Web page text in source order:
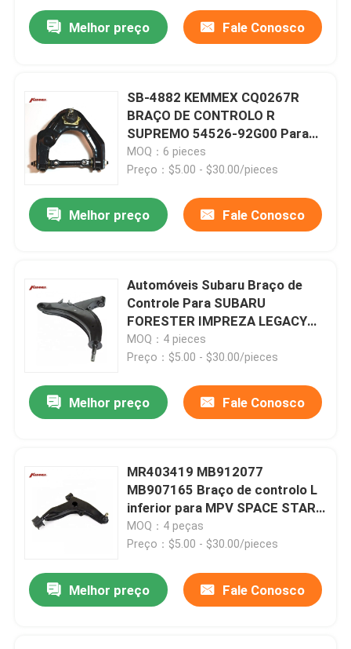
Melhor preço Fale Conosco
SB-4882 KEMMEX CQ0267R
BRAÇO DE CONTROLO R
SUPREMO 54526-92G00 Para
Nissan PICK UP 2WD 54526-
92G00
MOQ：6 pieces
Preço：$5.00 - $30.00/pieces
Melhor preço Fale Conosco
Automóveis Subaru Braço de
Controle Para SUBARU
FORESTER IMPREZA LEGACY
20200-AA200 CQ0293R
MOQ：4 pieces
Preço：$5.00 - $30.00/pieces
Melhor preço Fale Conosco
MR403419 MB912077
MB907165 Braço de controlo L
inferior para MPV SPACE STAR
da MITSUBISHI DG A
MOQ：4 peças
Preço：$5.00 - $30.00/pieces
Melhor preço Fale Conosco